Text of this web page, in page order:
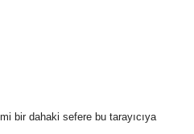
bir dahaki sefere bu tarayıcıya